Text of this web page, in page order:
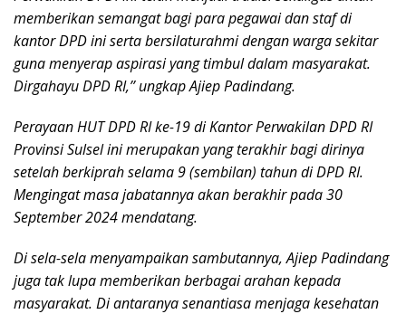
memberikan semangat bagi para pegawai dan staf di
kantor DPD ini serta bersilaturahmi dengan warga sekitar
guna menyerap aspirasi yang timbul dalam masyarakat.
Dirgahayu DPD RI,’’ ungkap Ajiep Padindang.
Perayaan HUT DPD RI ke-19 di Kantor Perwakilan DPD RI
Provinsi Sulsel ini merupakan yang terakhir bagi dirinya
setelah berkiprah selama 9 (sembilan) tahun di DPD RI.
Mengingat masa jabatannya akan berakhir pada 30
September 2024 mendatang.
Di sela-sela menyampaikan sambutannya, Ajiep Padindang
juga tak lupa memberikan berbagai arahan kepada
masyarakat. Di antaranya senantiasa menjaga kesehatan